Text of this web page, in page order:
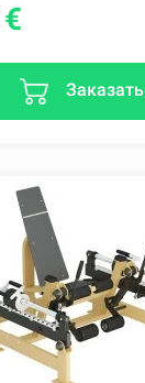
€
Заказать